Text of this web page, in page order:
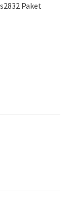
Paket